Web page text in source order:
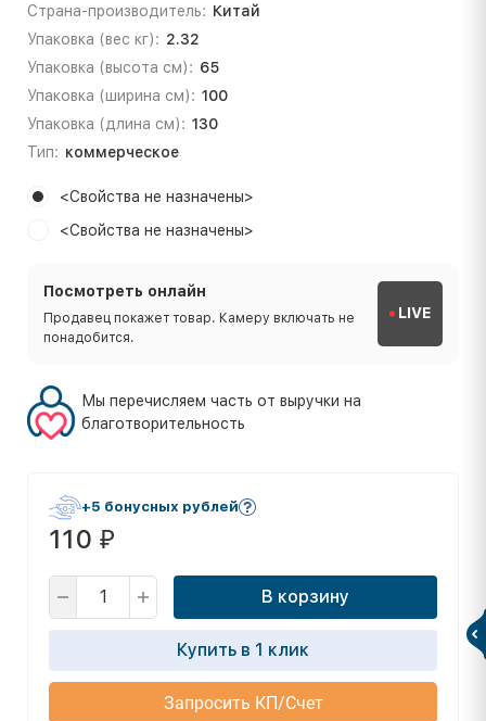
Страна-производитель: Китай
Упаковка (вес кг): 2.32
Упаковка (высота см): 65
Упаковка (ширина см): 100
Упаковка (длина см): 130
Тип: коммерческое
<Свойства не назначены>
<Свойства не назначены>
Посмотреть онлайн
Продавец покажет товар. Камеру включать не
понадобится.
LIVE
Мы перечисляем часть от выручки на
благотворительность
+5 бонусных рублей
110 ₽
В корзину
Купить в 1 клик
Запросить КП/Счет